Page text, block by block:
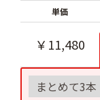
単価
￥11,480
まとめて3本